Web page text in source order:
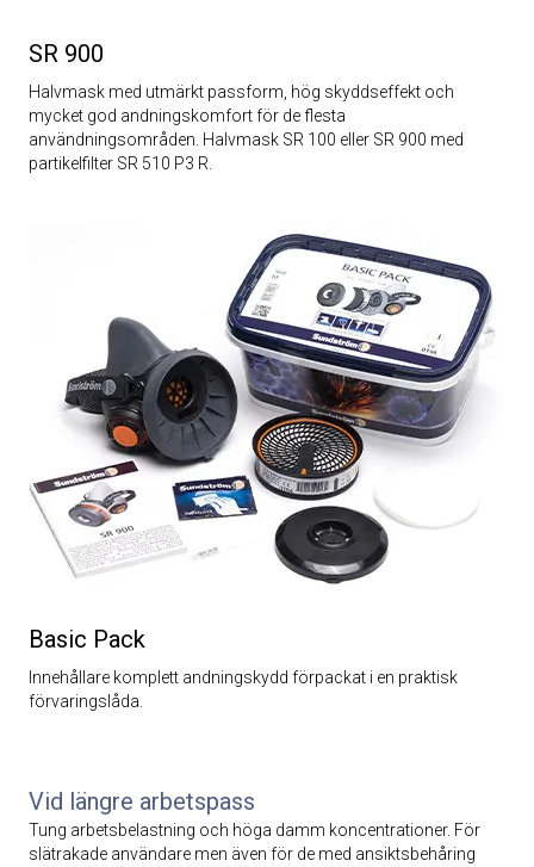
SR 900
Halvmask med utmärkt passform, hög skyddseffekt och
mycket god andningskomfort för de flesta
användningsområden. Halvmask SR 100 eller SR 900 med
partikelfilter SR 510 P3 R.
Basic Pack
Innehållare komplett andningskydd förpackat i en praktisk
förvaringslåda.
Vid längre arbetspass
Tung arbetsbelastning och höga damm koncentrationer. För
slätrakade användare men även för de med ansiktsbehåring